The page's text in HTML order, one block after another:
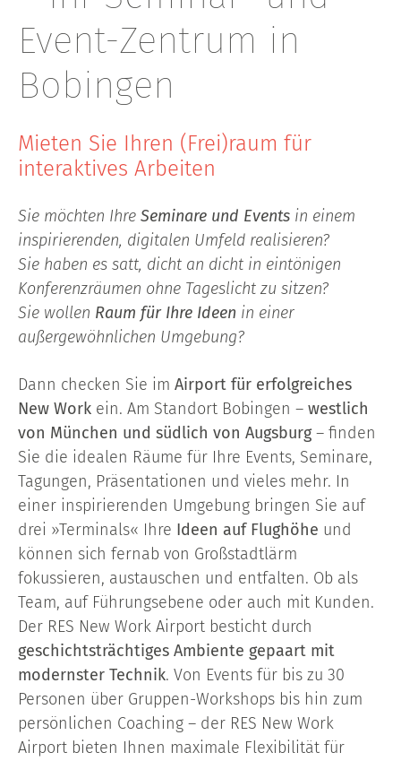
Event-Zentrum in
Bobingen
Mieten Sie Ihren (Frei)raum für
interaktives Arbeiten
Sie möchten Ihre Seminare und Events in einem
inspirierenden, digitalen Umfeld realisieren?
Sie haben es satt, dicht an dicht in eintönigen
Konferenzräumen ohne Tageslicht zu sitzen?
Sie wollen Raum für Ihre Ideen in einer
außergewöhnlichen Umgebung?
Dann checken Sie im Airport für erfolgreiches
New Work ein. Am Standort Bobingen – westlich
von München und südlich von Augsburg– finden
Sie die idealen Räume für Ihre Events, Seminare,
Tagungen, Präsentationen und vieles mehr. In
einer inspirierenden Umgebung bringen Sie auf
drei »Terminals« Ihre Ideen auf Flughöhe und
können sich fernab von Großstadtlärm
fokussieren, austauschen und entfalten. Ob als
Team, auf Führungsebene oder auch mit Kunden.
Der RES New Work Airport besticht durch
geschichtsträchtiges Ambiente gepaart mit
modernster Technik. Von Events für bis zu 30
Personen über Gruppen-Workshops bis hin zum
persönlichen Coaching – der RES New Work
Airport bieten Ihnen maximale Flexibilität für